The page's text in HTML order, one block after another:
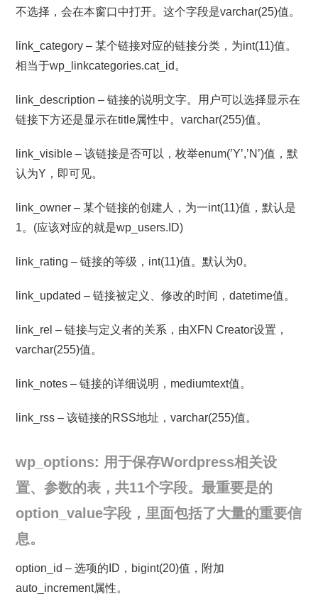
不选择，会在本窗口中打开。这个字段是varchar(25)值。
link_category – 某个链接对应的链接分类，为int(11)值。
相当于wp_linkcategories.cat_id。
link_description – 链接的说明文字。用户可以选择显示在
链接下方还是显示在title属性中。varchar(255)值。
link_visible – 该链接是否可以，枚举enum(’Y’,’N’)值，默
认为Y，即可见。
link_owner – 某个链接的创建人，为一int(11)值，默认是
1。(应该对应的就是wp_users.ID)
link_rating – 链接的等级，int(11)值。默认为0。
link_updated – 链接被定义、修改的时间，datetime值。
link_rel – 链接与定义者的关系，由XFN Creator设置，
varchar(255)值。
link_notes – 链接的详细说明，mediumtext值。
link_rss – 该链接的RSS地址，varchar(255)值。
wp_options: 用于保存Wordpress相关设
置、参数的表，共11个字段。最重要是的
option_value字段，里面包括了大量的重要信
息。
option_id – 选项的ID，bigint(20)值，附加
auto_increment属性。